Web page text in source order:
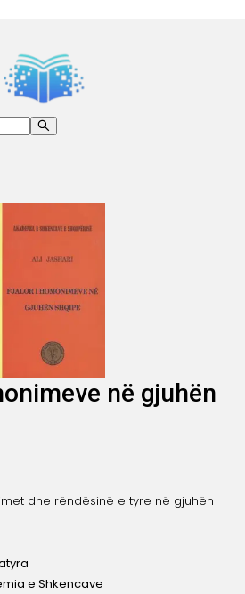
në gjuhën
dhe rëndësinë e tyre në gjuhën
e Shkencave